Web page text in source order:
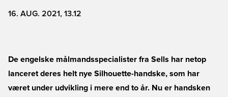
16. AUG. 2021, 13.12
De engelske målmandsspecialister fra Sells har netop
lanceret deres helt nye Silhouette-handske, som har
været under udvikling i mere end to år. Nu er handsken